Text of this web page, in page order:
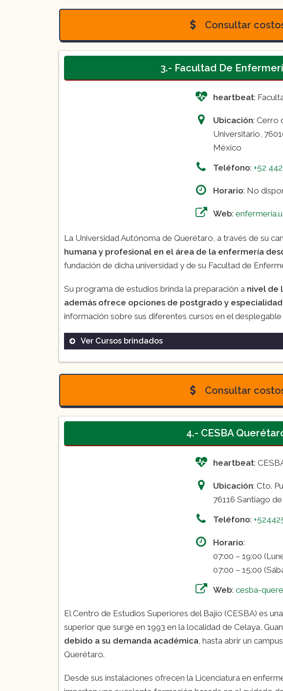
Licenciatura en Enfermería(8 semestres)
Nivelación para la Licenciatura en
Curso:La actuación del enfermero con
Consultar
3.- Facultad De
heartbeat:
Ubicación: Cerro
Universitario,
México
Teléfono: +52
Horario: No
Web:
La Universidad Autónoma de Querétaro, a través de su
humana y profesional en el área de la enfermería
fundación de dicha universidad y de su Facultad de
Su programa de estudios brinda la preparación a nivel de
además ofrece opciones de postgrado y
información sobre sus diferentes cursos en el desplegable
Ver Cursos brindados
Licenciaturas
– Licenciatura en Enfermería (5 años,
– Fisioterapia (5 años, semestral)
Maestrías en Ciencias de la Salud
– Enfermería (2 años, semestral)
– Ciencias de la rehabilitación en el
semestral)
– Administración de los servicios de
– Enfermería en cuidados intensivos, cirugía y
Nivelaciones para técnicos en enfermería
Consultar
4.- CESBA
heartbeat:
Ubicación: Cto.
76116 Santiago
Teléfono:
Horario:
07:00 – 19:00
07:00 – 15:00
Web: cesba-
El Centro de Estudios Superiores del Bajío (CESBA) es
superior que surge en 1993 en la localidad de Celaya,
debido a su demanda académica , hasta abrir un
Querétaro.
Desde sus instalaciones ofrecen la Licenciatura en